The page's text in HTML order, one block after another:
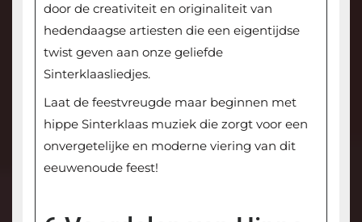
door de creativiteit en originaliteit van
hedendaagse artiesten die een eigentijdse
twist geven aan onze geliefde
Sinterklaasliedjes.
Laat de feestvreugde maar beginnen met
hippe Sinterklaas muziek die zorgt voor een
onvergetelijke en moderne viering van dit
eeuwenoude feest!